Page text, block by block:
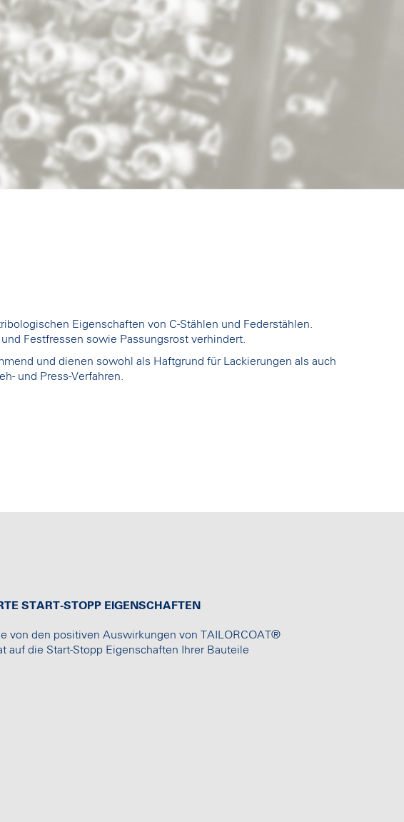
Eigenschaften von C-Stählen und Federstählen.
Festfressen sowie Passungsrost verhindert.
und dienen sowohl als Haftgrund für Lackierungen als auch
und Press-Verfahren.
START-STOPP EIGENSCHAFTEN
von den positiven Auswirkungen von TAILORCOAT®
auf die Start-Stopp Eigenschaften Ihrer Bauteile